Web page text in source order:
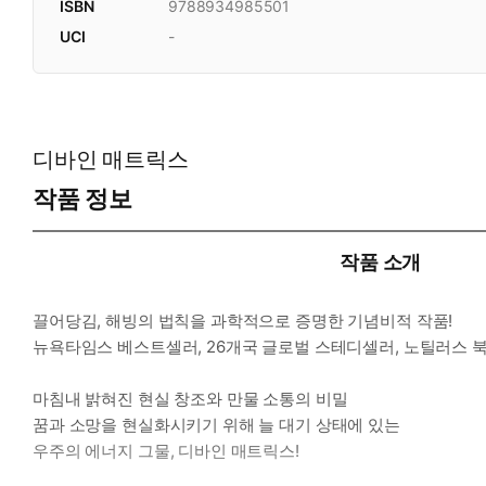
ISBN
9788934985501
UCI
-
디바인 매트릭스
작품 정보
작품 소개
끌어당김, 해빙의 법칙을 과학적으로 증명한 기념비적 작품!
뉴욕타임스 베스트셀러, 26개국 글로벌 스테디셀러, 노틸러스
마침내 밝혀진 현실 창조와 만물 소통의 비밀
꿈과 소망을 현실화시키기 위해 늘 대기 상태에 있는
우주의 에너지 그물, 디바인 매트릭스!